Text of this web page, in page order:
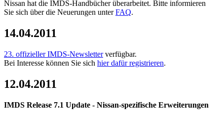
Nissan hat die IMDS-Handbücher überarbeitet. Bitte informieren
Sie sich über die Neuerungen unterFAQ.
14.04.2011
23. offizieller IMDS-Newsletterverfügbar.
Bei Interesse können Sie sich hier dafür registrieren.
12.04.2011
IMDS Release 7.1 Update - Nissan-spezifische Erweiterungen